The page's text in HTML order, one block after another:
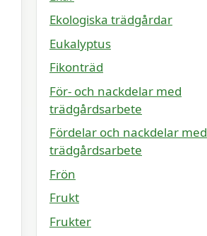
Ekologiska trädgårdar
Eukalyptus
Fikonträd
För- och nackdelar med
trädgårdsarbete
Fördelar och nackdelar med
trädgårdsarbete
Frön
Frukt
Frukter